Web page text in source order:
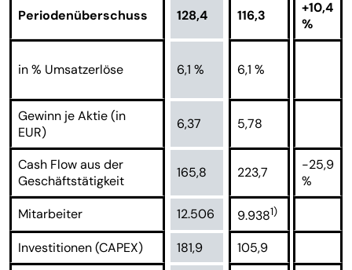
Periodenüberschuss 128,4 116,3
+10,4
%
in % Umsatzerlöse 6,1 % 6,1 %
Gewinn je Aktie (in
EUR)
6,37 5,78
Cash Flow aus der
Geschäftstätigkeit
165,8 223,7
-25,9
%
Mitarbeiter
12.506 9.9381)
Investitionen (CAPEX) 181,9 105,9